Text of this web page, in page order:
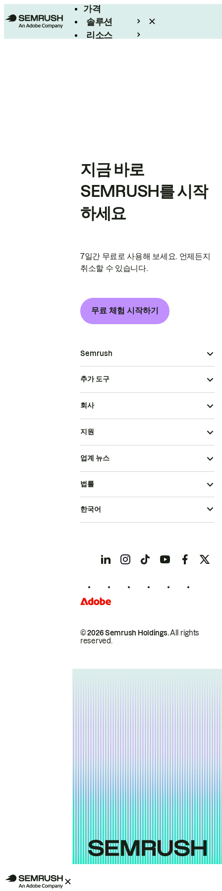
가격
솔루션
리소스
지금 바로
SEMRUSH를 시작
하세요
7일간 무료로 사용해 보세요. 언제든지
취소할 수 있습니다.
무료 체험 시작하기
Semrush
추가 도구
회사
지원
업계 뉴스
© 2026 Semrush Holdings.All rights
reserved.
법률
한국어